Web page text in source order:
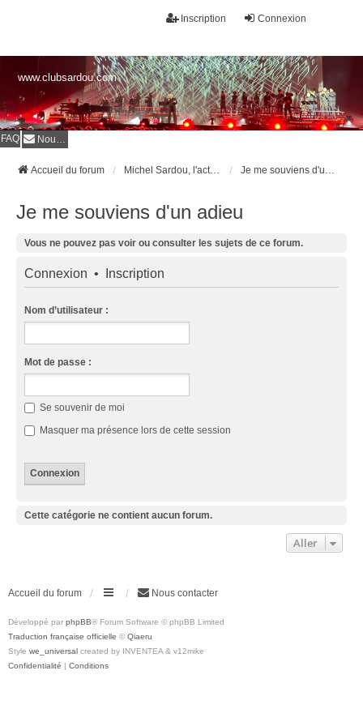
Connexion
Inscription
www.clubsardou.com
FAQ Nous contacter
Accueil du forum Michel Sardou, l'actualité Je me souviens d'un adieu
Je me souviens d'un adieu
Vous ne pouvez pas voir ou consulter les sujets de ce forum.
Connexion • Inscription
Nom d’utilisateur :
Mot de passe :
Se souvenir de moi
Masquer ma présence lors de cette session
Cette catégorie ne contient aucun forum.
Aller
Accueil du forum Nous contacter
Développé par phpBB® Forum Software © phpBB Limited
Traduction française officielle © Qiaeru
Style we_universal created by INVENTEA & v12mike
Confidentialité | Conditions